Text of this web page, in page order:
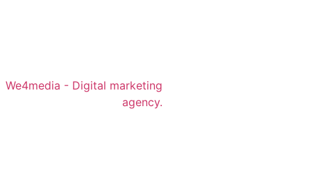
We4media - Digital marketing
agency.